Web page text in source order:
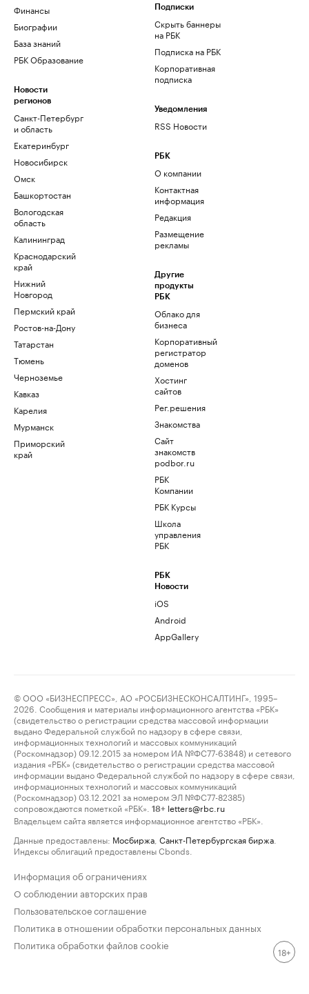
Финансы
Биографии
База знаний
РБК Образование
Новости
регионов
Санкт-Петербург
и область
Екатеринбург
Новосибирск
Омск
Башкортостан
Вологодская
область
Калининград
Краснодарский
край
Нижний
Новгород
Пермский край
Ростов-на-Дону
Татарстан
Тюмень
Черноземье
Кавказ
Карелия
Мурманск
Приморский
край
Подписки
Скрыть баннеры
на РБК
Подписка на РБК
Корпоративная
подписка
Уведомления
RSS Новости
РБК
О компании
Контактная
информация
Редакция
Размещение
рекламы
Другие
продукты
РБК
Облако для
бизнеса
Корпоративный
регистратор
доменов
Хостинг
сайтов
Рег.решения
Знакомства
Сайт
знакомств
podbor.ru
РБК
Компании
РБК Курсы
Школа
управления
РБК
РБК
Новости
iOS
Android
AppGallery
© ООО «БИЗНЕСПРЕСС», АО «РОСБИЗНЕСКОНСАЛТИНГ», 1995–
2026. Сообщения и материалы информационного агентства «РБК»
(свидетельство о регистрации средства массовой информации
выдано Федеральной службой по надзору в сфере связи,
информационных технологий и массовых коммуникаций
(Роскомнадзор) 09.12.2015 за номером ИА №ФС77-63848) и сетевого
издания «РБК» (свидетельство о регистрации средства массовой
информации выдано Федеральной службой по надзору в сфере связи,
информационных технологий и массовых коммуникаций
(Роскомнадзор) 03.12.2021 за номером ЭЛ №ФС77-82385)
сопровождаются пометкой «РБК».
18+ letters@rbc.ru
Владельцем сайта является информационное агентство «РБК».
Данные предоставлены: Мосбиржа Санкт-Петербургская биржа
Индексы облигаций предоставлены Cbonds.
Информация об ограничениях
О соблюдении авторских прав
Пользовательское соглашение
Политика в отношении обработки персональных данных
Политика обработки файлов cookie
18+